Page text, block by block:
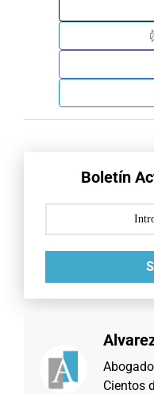
Boletín
Cientos